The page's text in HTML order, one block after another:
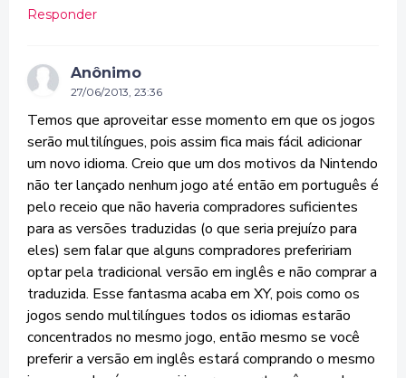
Responder
Anônimo
27/06/2013, 23:36
Temos que aproveitar esse momento em que os jogos
serão multilíngues, pois assim fica mais fácil adicionar
um novo idioma. Creio que um dos motivos da Nintendo
não ter lançado nenhum jogo até então em português é
pelo receio que não haveria compradores suficientes
para as versões traduzidas (o que seria prejuízo para
eles) sem falar que alguns compradores prefeririam
optar pela tradicional versão em inglês e não comprar a
traduzida. Esse fantasma acaba em XY, pois como os
jogos sendo multilíngues todos os idiomas estarão
concentrados no mesmo jogo, então mesmo se você
preferir a versão em inglês estará comprando o mesmo